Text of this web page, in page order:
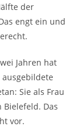
der
engt ein und
Jahren hat
Sie als Frau
Das
vor.